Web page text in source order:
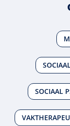
SOCIAAL